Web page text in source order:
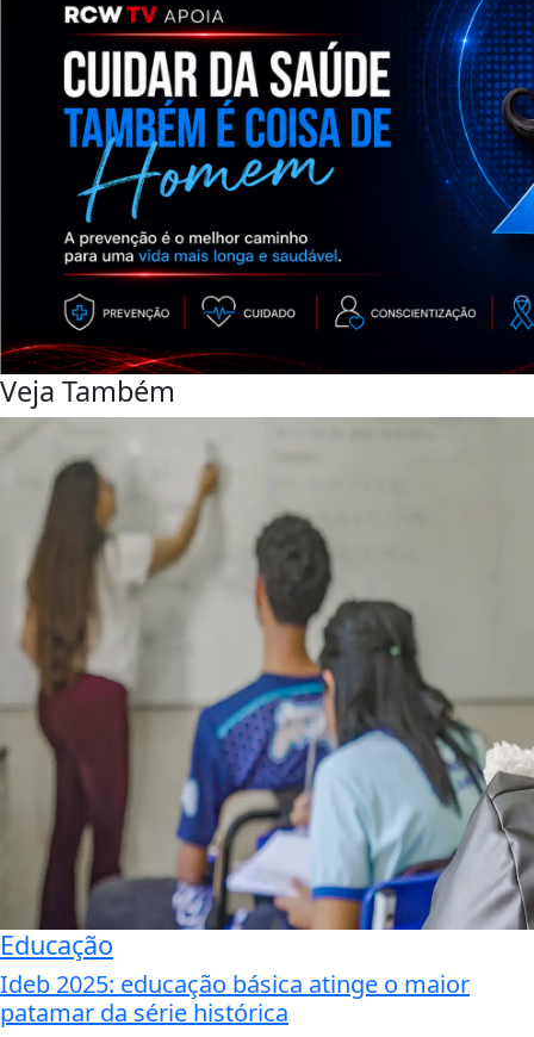
Veja Também
Educação
Ideb 2025: educação básica atinge o maior
patamar da série histórica